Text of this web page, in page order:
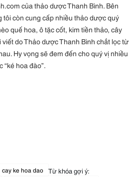
của thảo dược Thanh Bình. Bên
tôi còn cung cấp nhiều thảo dược quý
quế hoa, ô tặc cốt, kim tiền thảo, cây
viết do Thảo dược Thanh Bình chắt lọc từ
Hy vọng sẽ đem đến cho quý vị nhiều
“ké hoa đào”.
cay ke hoa dao Từ khóa gợi ý: